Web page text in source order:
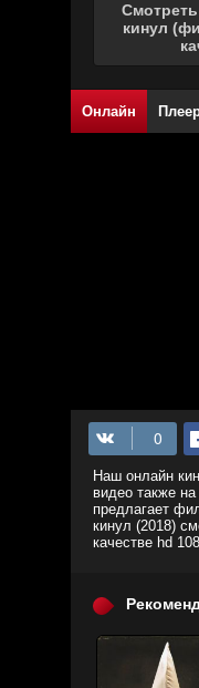
кинул
Онлайн
Наш онлайн
видео также
предлагает
кинул (2018)
качестве hd